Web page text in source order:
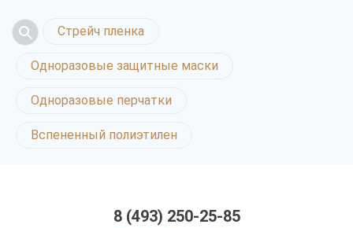
Стрейч пленка
Одноразовые защитные маски
Одноразовые перчатки
Вспененный полиэтилен
8 (493) 250-25-85